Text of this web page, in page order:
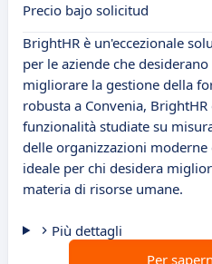
Precio bajo solicitud
BrightHR è un'eccezionale
per le aziende che
migliorare la gestione della
robusta a Convenia,
funzionalità studiate su
delle organizzazioni moderne
ideale per chi desidera
materia di risorse umane.
Più dettagli
Per